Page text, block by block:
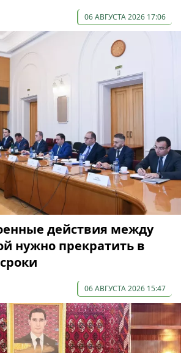
06 АВГУСТА 2026 17:06
действия между
нужно прекратить в
06 АВГУСТА 2026 15:47